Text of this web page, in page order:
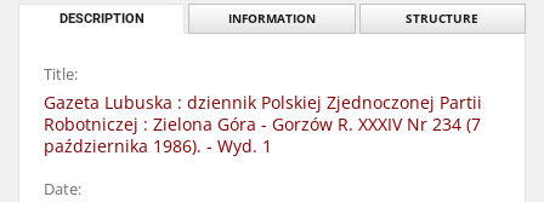
DESCRIPTION INFORMATION STRUCTURE
Title:
Gazeta Lubuska : dziennik Polskiej Zjednoczonej Partii
Robotniczej : Zielona Góra - Gorzów R. XXXIV Nr 234 (7
października 1986). - Wyd. 1
Date: